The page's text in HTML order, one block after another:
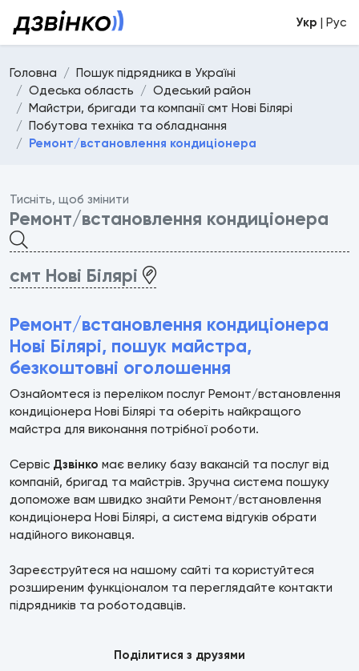
Укр | Рус
Головна
Пошук підрядника в Україні
Одеська область
Одеський район
Майстри, бригади та компанії смт Нові Білярі
Побутова техніка та обладнання
Ремонт/встановлення кондиціонера
Тисніть, щоб змінити
Ремонт/встановлення кондиціонера
смт Нові Білярі
Ремонт/встановлення кондиціонера
Нові Білярі, пошук майстра,
безкоштовні оголошення
Ознайомтеся із переліком послуг Ремонт/встановлення
кондиціонера Нові Білярі та оберіть найкращого
майстра для виконання потрібної роботи.
Сервіс Дзвінко має велику базу вакансій та послуг від
компаній, бригад та майстрів. Зручна система пошуку
допоможе вам швидко знайти Ремонт/встановлення
кондиціонера Нові Білярі, а система відгуків обрати
надійного виконавця.
Зареєструйтеся на нашому сайті та користуйтеся
розширеним функціоналом та переглядайте контакти
підрядників та роботодавців.
Поділитися з друзями